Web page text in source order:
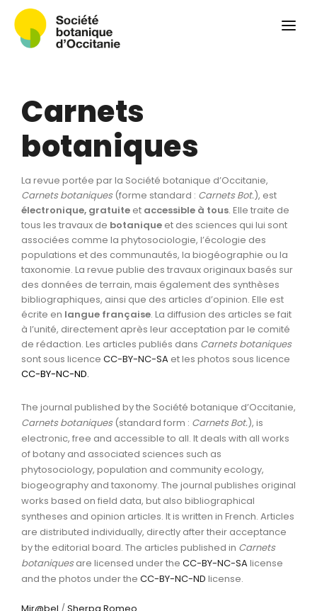
Colloque
Convergences botaniques
Herbier PCPR
Ressources
Actualités et calendrier
Contact
Carnets
botaniques
La revue portée par la Société botanique d’Occitanie,
Carnets botaniques (forme standard : Carnets Bot.), est
électronique, gratuite et accessible à tous. Elle traite de
tous les travaux de botanique et des sciences qui lui sont
associées comme la phytosociologie, l’écologie des
populations et des communautés, la biogéographie ou la
taxonomie. La revue publie des travaux originaux basés sur
des données de terrain, mais également des synthèses
bibliographiques, ainsi que des articles d’opinion. Elle est
écrite en langue française. La diffusion des articles se fait
à l’unité, directement après leur acceptation par le comité
de rédaction. Les articles publiés dans Carnets botaniques
sont sous licence CC-BY-NC-SA et les photos sous licence
CC-BY-NC-ND.
The journal published by the Société botanique d’Occitanie,
Carnets botaniques (standard form : Carnets Bot.), is
electronic, free and accessible to all. It deals with all works
of botany and associated sciences such as
phytosociology, population and community ecology,
biogeography and taxonomy. The journal publishes original
works based on field data, but also bibliographical
syntheses and opinion articles. It is written in French. Articles
are distributed individually, directly after their acceptance
by the editorial board. The articles published in Carnets
botaniquesare licensed under the CC-BY-NC-SAlicense
and the photos under the CC-BY-NC-ND license.
Mir@bel /Sherpa Romeo